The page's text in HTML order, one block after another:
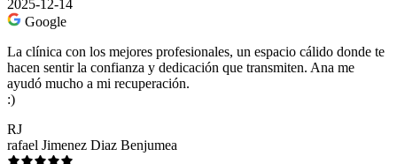
2025-12-14
Google
La clínica con los mejores profesionales, un espacio cálido donde te
hacen sentir la confianza y dedicación que transmiten. Ana me
ayudó mucho a mi recuperación.
:)
RJ
rafael Jimenez Diaz Benjumea